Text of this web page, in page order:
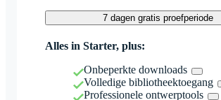
7 dagen gratis proefperiode
Alles in Starter, plus:
Onbeperkte downloads
Volledige bibliotheektoegang
Professionele ontwerptools